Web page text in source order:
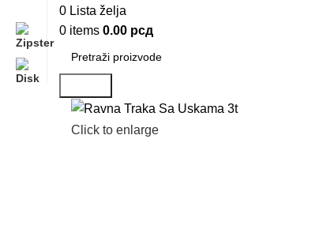
0 Lista želja
0 items 0.00 рсд
Click to enlarge